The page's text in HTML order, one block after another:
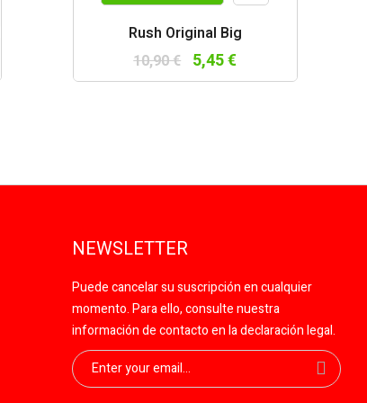
rápida
Rush Original Big
10,90 € 5,45 €
NEWSLETTER
Puede cancelar su suscripción en cualquier
momento. Para ello, consulte nuestra
información de contacto en la declaración legal.